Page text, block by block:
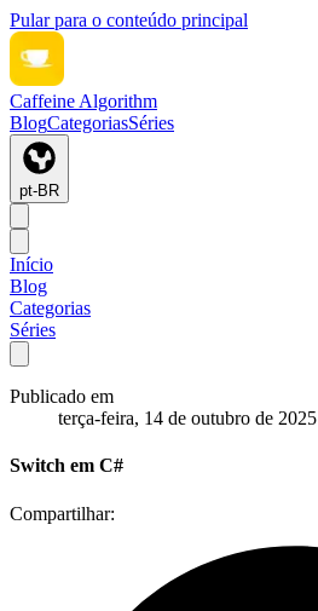
Pular para o conteúdo principal
Caffeine Algorithm
BlogCategoriasSéries
pt-BR
Início
Blog
Categorias
Séries
Publicado em
terça-feira, 14 de outubro de 2025
Switch em C#
Compartilhar: